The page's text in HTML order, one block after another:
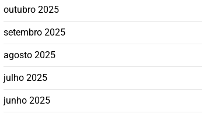
outubro 2025
setembro 2025
agosto 2025
julho 2025
junho 2025